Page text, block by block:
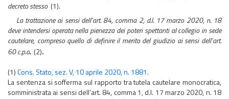
decreto stesso (1).
La trattazione ai sensi dell’art. 84, comma 2, d.l. 17 marzo 2020, n. 18
deve intendersi operata nella pienezza dei poteri spettanti al collegio in sede
cautelare, compreso quello di definire il merito del giudizio ai sensi dell’art.
60 c.p.a. (2).
(1)Cons. Stato, sez. V, 10 aprile 2020, n. 1881.
La sentenza si sofferma sul rapporto tra tutela cautelare monocratica,
somministrata ai sensi dell’art. 84, comma 1, d.l. 17 marzo 2020, n. 18